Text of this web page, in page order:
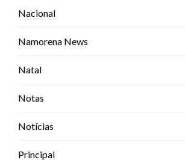
Nacional
Namorena News
Natal
Notas
Notícias
Principal